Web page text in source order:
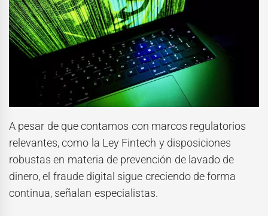
A pesar de que contamos con marcos regulatorios
relevantes, como la Ley Fintech y disposiciones
robustas en materia de prevención de lavado de
dinero, el fraude digital sigue creciendo de forma
continua, señalan especialistas.